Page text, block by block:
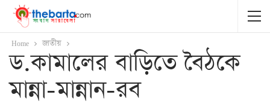
Home জাতীয়
ড.কামালের বাড়িতে বৈঠকে
মান্না-মান্নান-রব